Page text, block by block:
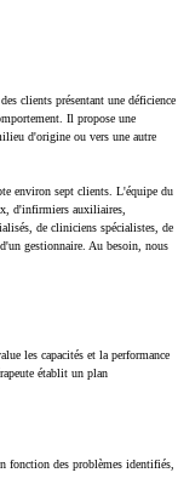
clients présentant une déficience
Il propose une
d'origine ou vers une autre
environ sept clients. L'équipe du
d'infirmiers auxiliaires,
de cliniciens spécialistes, de
gestionnaire. Au besoin, nous
les capacités et la performance
établit un plan
fonction des problèmes identifiés,